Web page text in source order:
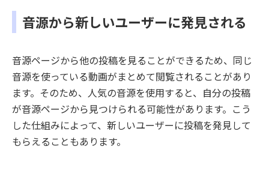
音源から新しいユーザーに発見される
音源ページから他の投稿を見ることができるため、同じ
音源を使っている動画がまとめて閲覧されることがあり
ます。そのため、人気の音源を使用すると、自分の投稿
が音源ページから見つけられる可能性があります。こう
した仕組みによって、新しいユーザーに投稿を発見して
もらえることもあります。